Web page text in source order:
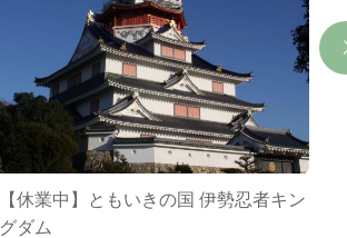
【休業中】ともいきの国 伊勢忍者キン
グダム